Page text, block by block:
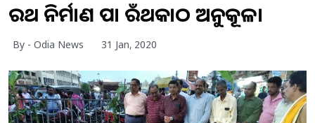
ରଥ ନିର୍ମାଣ ପାଇଁ ରଥକାଠ ଅନୁକୂଳ।
By - Odia News 31 Jan, 2020